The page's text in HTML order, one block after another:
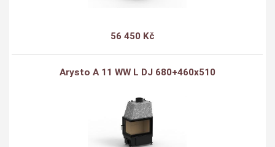
56 450 Kč
Arysto A 11 WW L DJ 680+460x510